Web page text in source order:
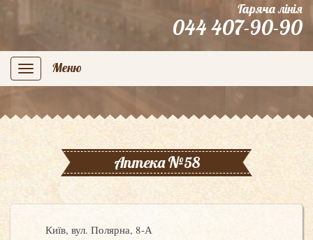
Гаряча лінія
044 407-90-90
navigation
Меню
Аптека №58
Київ, вул. Полярна, 8-А